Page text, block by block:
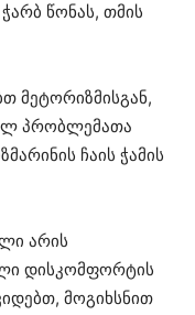
წონას, თმის
მეტორიზმისგან,
პრობლემათა
ჩაის ჭამის
არის
დისკომფორტის
მოგიხსნით